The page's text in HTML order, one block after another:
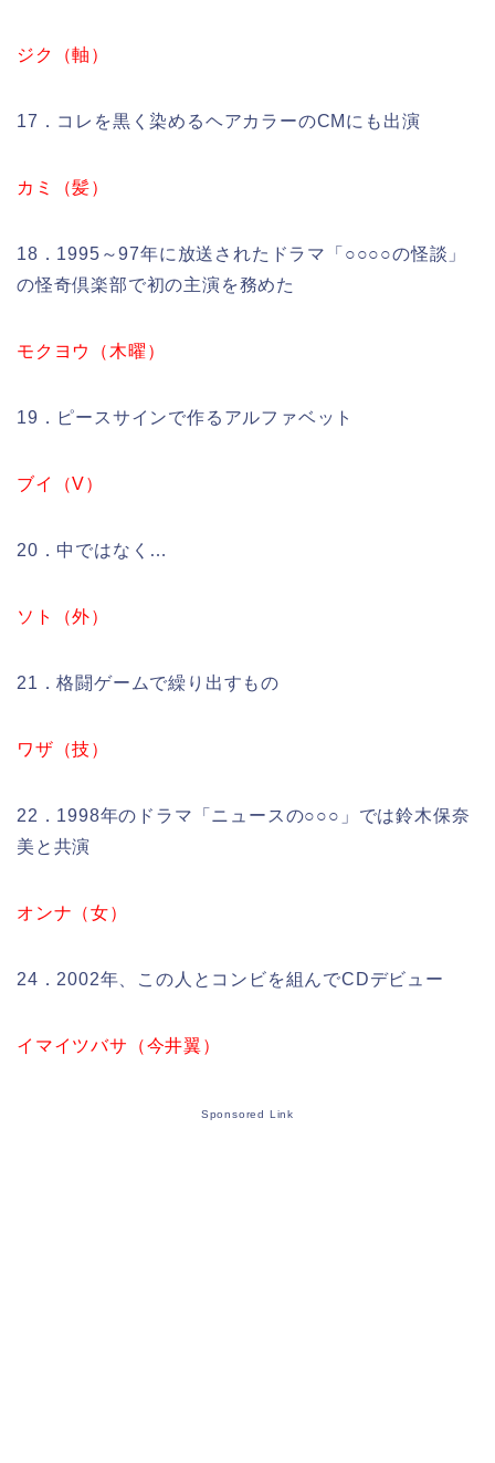
ジク（軸）
17．コレを黒く染めるヘアカラーのCMにも出演
カミ（髪）
18．1995～97年に放送されたドラマ「○○○○の怪談」
の怪奇倶楽部で初の主演を務めた
モクヨウ（木曜）
19．ピースサインで作るアルファベット
ブイ（V）
20．中ではなく…
ソト（外）
21．格闘ゲームで繰り出すもの
ワザ（技）
22．1998年のドラマ「ニュースの○○○」では鈴木保奈
美と共演
オンナ（女）
24．2002年、この人とコンビを組んでCDデビュー
イマイツバサ（今井翼）
Sponsored Link